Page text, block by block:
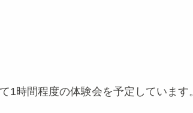
1時間程度の体験会を予定しています